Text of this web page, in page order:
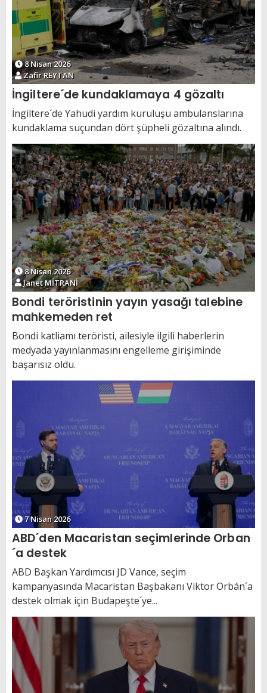
8 Nisan 2026
Zafir REYTAN
İngiltere´de kundaklamaya 4 gözaltı
İngiltere´de Yahudi yardım kuruluşu ambulanslarına
kundaklama suçundan dört şüpheli gözaltına alındı.
8 Nisan 2026
Janet MİTRANİ
Bondi teröristinin yayın yasağı talebine
mahkemeden ret
Bondi katliamı teröristi, ailesiyle ilgili haberlerin
medyada yayınlanmasını engelleme girişiminde
başarısız oldu.
7 Nisan 2026
ABD´den Macaristan seçimlerinde Orban
´a destek
ABD Başkan Yardımcısı JD Vance, seçim
kampanyasında Macaristan Başbakanı Viktor Orbán´a
destek olmak için Budapeşte´ye...